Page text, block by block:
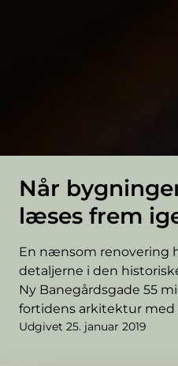
Når
læses frem
En nænsom renovering
detaljerne i den
Ny Banegårdsgade 55
fortidens arkitektur
Udgivet 25. januar 2019